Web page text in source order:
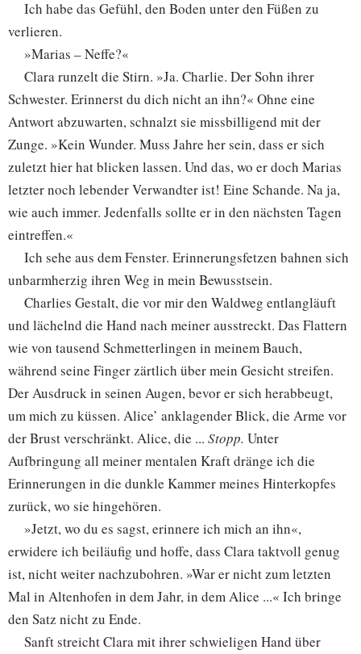
Ich habe das Gefühl, den Boden unter den Füßen zu
verlieren.
»Marias – Neffe?«
Clara runzelt die Stirn. »Ja. Charlie. Der Sohn ihrer
Schwester. Erinnerst du dich nicht an ihn?« Ohne eine
Antwort abzuwarten, schnalzt sie missbilligend mit der
Zunge. »Kein Wunder. Muss Jahre her sein, dass er sich
zuletzt hier hat blicken lassen. Und das, wo er doch Marias
letzter noch lebender Verwandter ist! Eine Schande. Na ja,
wie auch immer. Jedenfalls sollte er in den nächsten Tagen
eintreffen.«
Ich sehe aus dem Fenster. Erinnerungsfetzen bahnen sich
unbarmherzig ihren Weg in mein Bewusstsein.
Charlies Gestalt, die vor mir den Waldweg entlangläuft
und lächelnd die Hand nach meiner ausstreckt. Das Flattern
wie von tausend Schmetterlingen in meinem Bauch,
während seine Finger zärtlich über mein Gesicht streifen.
Der Ausdruck in seinen Augen, bevor er sich herabbeugt,
um mich zu küssen. Alice’ anklagender Blick, die Arme vor
der Brust verschränkt. Alice, die ... Stopp. Unter
Aufbringung all meiner mentalen Kraft dränge ich die
Erinnerungen in die dunkle Kammer meines Hinterkopfes
zurück, wo sie hingehören.
»Jetzt, wo du es sagst, erinnere ich mich an ihn«,
erwidere ich beiläufig und hoffe, dass Clara taktvoll genug
ist, nicht weiter nachzubohren. »War er nicht zum letzten
Mal in Altenhofen in dem Jahr, in dem Alice ...« Ich bringe
den Satz nicht zu Ende.
Sanft streicht Clara mit ihrer schwieligen Hand über